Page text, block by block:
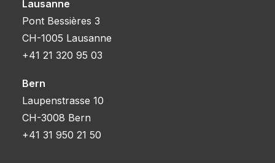
Lausanne
Pont Bessières 3
CH-1005 Lausanne
+41 21 320 95 03
Bern
Laupenstrasse 10
CH-3008 Bern
+41 31 950 21 50